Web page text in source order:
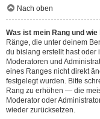
Nach oben
Was ist mein Rang und
Ränge, die unter deinem
du bislang erstellt hast oder
Moderatoren und
eines Ranges nicht direkt
festgelegt wurden. Bitte
Rang zu erhöhen — die
Moderator oder
wieder zurücksetzen.